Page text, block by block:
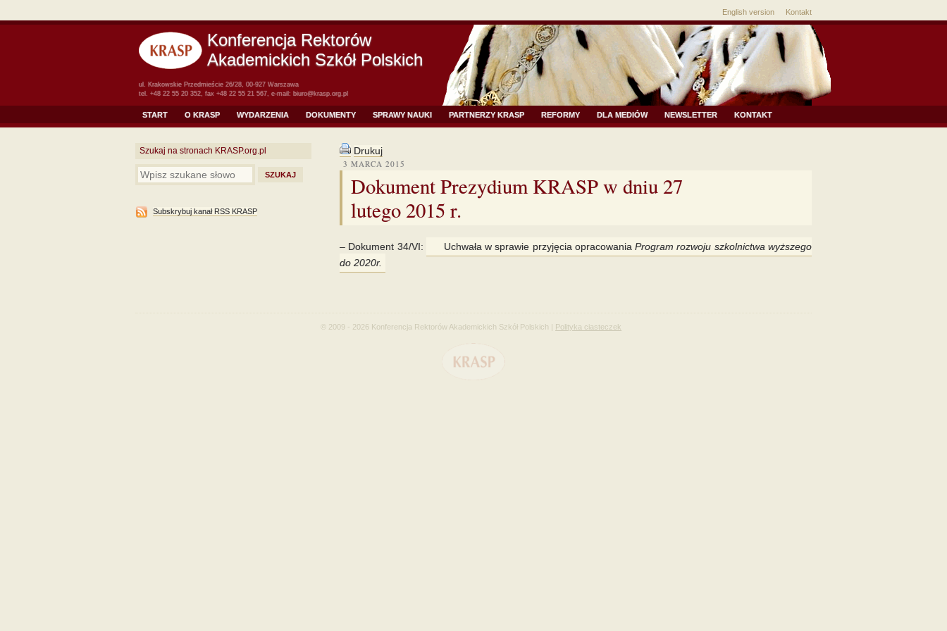
English version Kontakt
Konferencja Rektorów
Akademickich Szkół Polskich
ul. Krakowskie Przedmieście 26/28, 00-927 Warszawa
tel. +48 22 55 20 352, fax +48 22 55 21 567, e-mail: biuro@krasp.org.pl
START O KRASP WYDARZENIA DOKUMENTY SPRAWY NAUKI PARTNERZY KRASP REFORMY DLA MEDIÓW NEWSLETTER KONTAKT
Szukaj na stronach KRASP.org.pl
Subskrybuj kanał RSS KRASP
Drukuj
3 MARCA 2015
Dokument Prezydium KRASP w dniu 27
lutego 2015 r.
– Dokument 34/VI: Uchwała w sprawie przyjęcia opracowaniaProgram rozwoju szkolnictwa wyższego
do 2020r.
© 2009 - 2026 Konferencja Rektorów Akademickich Szkół Polskich | Polityka ciasteczek